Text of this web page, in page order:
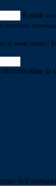
E-mail
al nome utente?
controllare la